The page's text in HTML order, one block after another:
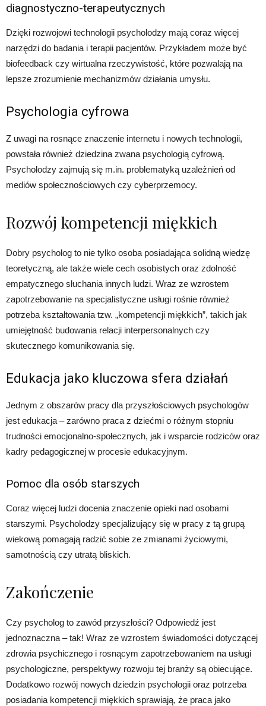
diagnostyczno-terapeutycznych
Dzięki rozwojowi technologii psycholodzy mają coraz więcej
narzędzi do badania i terapii pacjentów. Przykładem może być
biofeedback czy wirtualna rzeczywistość, które pozwalają na
lepsze zrozumienie mechanizmów działania umysłu.
Psychologia cyfrowa
Z uwagi na rosnące znaczenie internetu i nowych technologii,
powstała również dziedzina zwana psychologią cyfrową.
Psycholodzy zajmują się m.in. problematyką uzależnień od
mediów społecznościowych czy cyberprzemocy.
Rozwój kompetencji miękkich
Dobry psycholog to nie tylko osoba posiadająca solidną wiedzę
teoretyczną, ale także wiele cech osobistych oraz zdolność
empatycznego słuchania innych ludzi. Wraz ze wzrostem
zapotrzebowanie na specjalistyczne usługi rośnie również
potrzeba kształtowania tzw. „kompetencji miękkich”, takich jak
umiejętność budowania relacji interpersonalnych czy
skutecznego komunikowania się.
Edukacja jako kluczowa sfera działań
Jednym z obszarów pracy dla przyszłościowych psychologów
jest edukacja – zarówno praca z dziećmi o różnym stopniu
trudności emocjonalno-społecznych, jak i wsparcie rodziców oraz
kadry pedagogicznej w procesie edukacyjnym.
Pomoc dla osób starszych
Coraz więcej ludzi docenia znaczenie opieki nad osobami
starszymi. Psycholodzy specjalizujący się w pracy z tą grupą
wiekową pomagają radzić sobie ze zmianami życiowymi,
samotnością czy utratą bliskich.
Zakończenie
Czy psycholog to zawód przyszłości? Odpowiedź jest
jednoznaczna – tak! Wraz ze wzrostem świadomości dotyczącej
zdrowia psychicznego i rosnącym zapotrzebowaniem na usługi
psychologiczne, perspektywy rozwoju tej branży są obiecujące.
Dodatkowo rozwój nowych dziedzin psychologii oraz potrzeba
posiadania kompetencji miękkich sprawiają, że praca jako